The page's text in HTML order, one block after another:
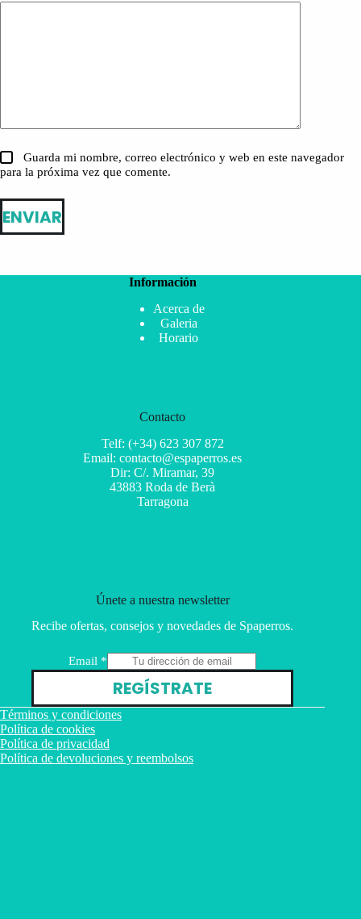
Guarda mi nombre, correo electrónico y web en este navegador
para la próxima vez que comente.
ENVIAR
Información
Acerca de
Galeria
Horario
Contacto
Telf: (+34) 623 307 872
Email: contacto@espaperros.es
Dir: C/. Miramar, 39
43883 Roda de Berà
Tarragona
Únete a nuestra newsletter
Recibe ofertas, consejos y novedades de Spaperros.
m
i
l
Email *
REGÍSTRATE
Términos y condiciones
Política de cookies
Política de privacidad
Política de devoluciones y reembolsos